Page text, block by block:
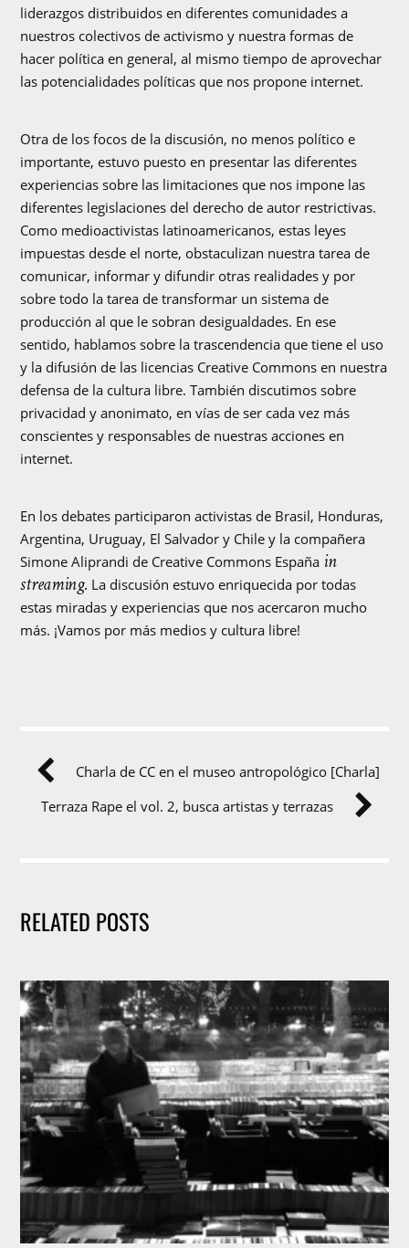
liderazgos distribuidos en diferentes comunidades a
nuestros colectivos de activismo y nuestra formas de
hacer política en general, al mismo tiempo de aprovechar
las potencialidades políticas que nos propone internet.
Otra de los focos de la discusión, no menos político e
importante, estuvo puesto en presentar las diferentes
experiencias sobre las limitaciones que nos impone las
diferentes legislaciones del derecho de autor restrictivas.
Como medioactivistas latinoamericanos, estas leyes
impuestas desde el norte, obstaculizan nuestra tarea de
comunicar, informar y difundir otras realidades y por
sobre todo la tarea de transformar un sistema de
producción al que le sobran desigualdades. En ese
sentido, hablamos sobre la trascendencia que tiene el uso
y la difusión de las licencias Creative Commons en nuestra
defensa de la cultura libre. También discutimos sobre
privacidad y anonimato, en vías de ser cada vez más
conscientes y responsables de nuestras acciones en
internet.
En los debates participaron activistas de Brasil, Honduras,
Argentina, Uruguay, El Salvador y Chile y la compañera
Simone Aliprandi de Creative Commons España in
streaming. La discusión estuvo enriquecida por todas
estas miradas y experiencias que nos acercaron mucho
más. ¡Vamos por más medios y cultura libre!
Charla de CC en el museo antropológico [Charla]
Terraza Rape el vol. 2, busca artistas y terrazas
RELATED POSTS